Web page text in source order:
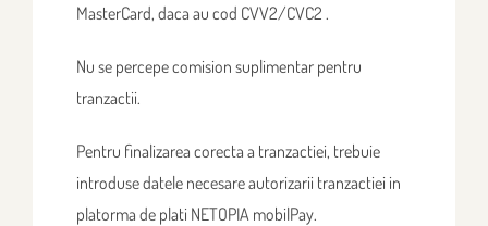
MasterCard, daca au cod CVV2/CVC2 .
Nu se percepe comision suplimentar pentru
tranzactii.
Pentru finalizarea corecta a tranzactiei, trebuie
introduse datele necesare autorizarii tranzactiei in
platorma de plati NETOPIA mobilPay.